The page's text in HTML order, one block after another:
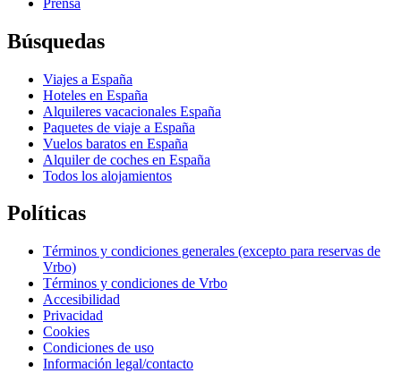
Empresa
Quiénes somos
Empleo
Anuncia tu alojamiento
Publicidad
Viajes a España
Hoteles en España
Alquileres vacacionales España
Paquetes de viaje a España
Vuelos baratos en España
Alquiler de coches en España
Todos los alojamientos